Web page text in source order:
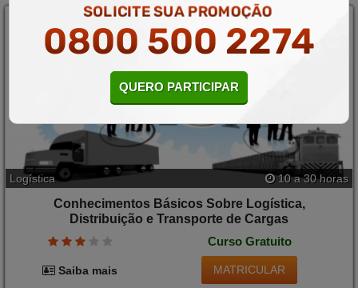
Logística 10 a 30 horas
Conhecimentos Básicos Sobre Logística,
Distribuição e Transporte de Cargas
Curso Gratuito
Saiba mais MATRICULAR
SOLICITE SUA PROMOÇÃO
0800 500 2274
QUERO PARTICIPAR